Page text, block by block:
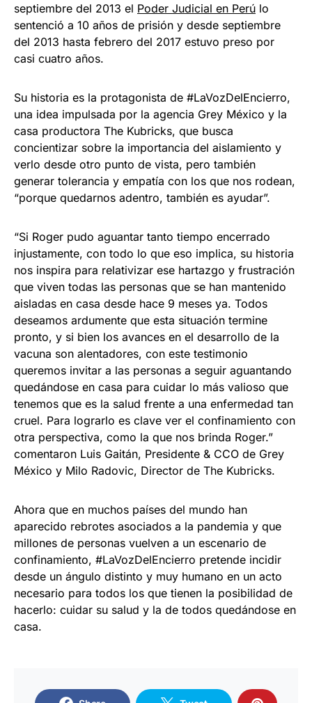
septiembre del 2013 el Poder Judicial en Perú lo
sentenció a 10 años de prisión y desde septiembre
del 2013 hasta febrero del 2017 estuvo preso por
casi cuatro años.
Su historia es la protagonista de #LaVozDelEncierro,
una idea impulsada por la agencia Grey México y la
casa productora The Kubricks, que busca
concientizar sobre la importancia del aislamiento y
verlo desde otro punto de vista, pero también
generar tolerancia y empatía con los que nos rodean,
“porque quedarnos adentro, también es ayudar”.
“Si Roger pudo aguantar tanto tiempo encerrado
injustamente, con todo lo que eso implica, su historia
nos inspira para relativizar ese hartazgo y frustración
que viven todas las personas que se han mantenido
aisladas en casa desde hace 9 meses ya. Todos
deseamos ardumente que esta situación termine
pronto, y si bien los avances en el desarrollo de la
vacuna son alentadores, con este testimonio
queremos invitar a las personas a seguir aguantando
quedándose en casa para cuidar lo más valioso que
tenemos que es la salud frente a una enfermedad tan
cruel. Para lograrlo es clave ver el confinamiento con
otra perspectiva, como la que nos brinda Roger.”
comentaron Luis Gaitán, Presidente & CCO de Grey
México y Milo Radovic, Director de The Kubricks.
Ahora que en muchos países del mundo han
aparecido rebrotes asociados a la pandemia y que
millones de personas vuelven a un escenario de
confinamiento, #LaVozDelEncierro pretende incidir
desde un ángulo distinto y muy humano en un acto
necesario para todos los que tienen la posibilidad de
hacerlo: cuidar su salud y la de todos quedándose en
casa.